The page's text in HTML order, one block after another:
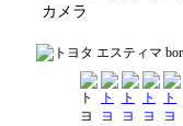
カメラ